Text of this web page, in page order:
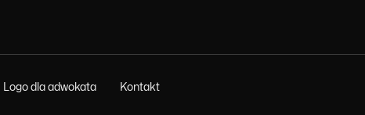
Logo dla adwokata Kontakt